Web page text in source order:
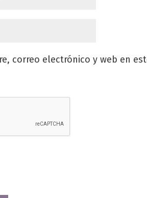
correo electrónico y web en